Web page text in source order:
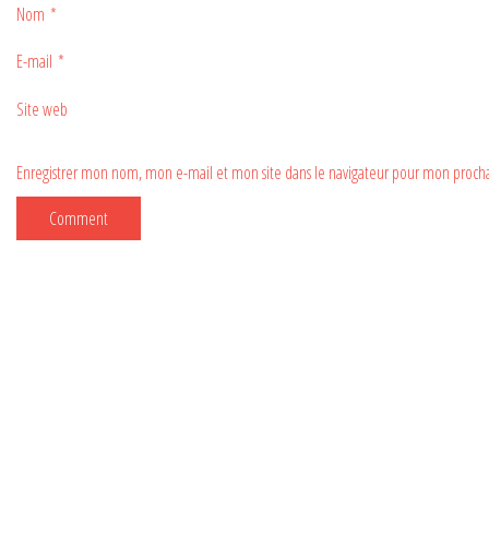
Nom *
E-mail *
Site web
Enregistrer mon nom, mon e-mail et mon site dans le navigateur pour mon